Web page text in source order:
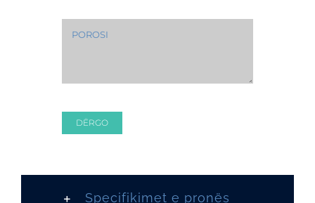
DËRGO
Specifikimet e pronës